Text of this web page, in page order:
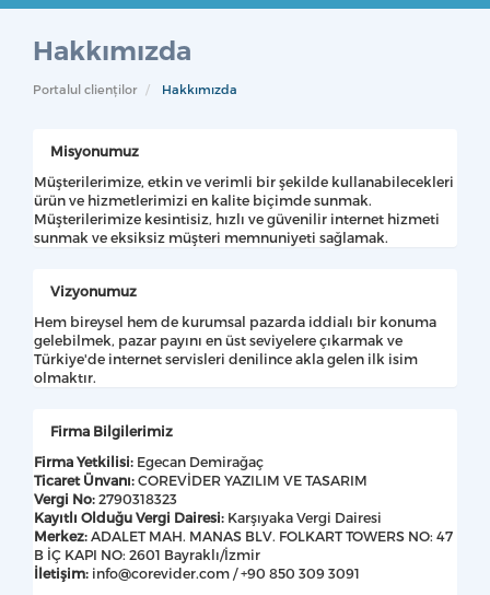
Hakkımızda
Portalul clienților Hakkımızda
Misyonumuz
Müşterilerimize, etkin ve verimli bir şekilde kullanabilecekleri
ürün ve hizmetlerimizi en kalite biçimde sunmak.
Müşterilerimize kesintisiz, hızlı ve güvenilir internet hizmeti
sunmak ve eksiksiz müşteri memnuniyeti sağlamak.
Vizyonumuz
Hem bireysel hem de kurumsal pazarda iddialı bir konuma
gelebilmek, pazar payını en üst seviyelere çıkarmak ve
Türkiye'de internet servisleri denilince akla gelen ilk isim
olmaktır.
Firma Bilgilerimiz
Firma Yetkilisi: Egecan Demirağaç
Ticaret Ünvanı: COREVİDER YAZILIM VE TASARIM
Vergi No: 2790318323
Kayıtlı Olduğu Vergi Dairesi: Karşıyaka Vergi Dairesi
Merkez: ADALET MAH. MANAS BLV. FOLKART TOWERS NO: 47
B İÇ KAPI NO: 2601 Bayraklı/İzmir
İletişim: info@corevider.com / +90 850 309 3091